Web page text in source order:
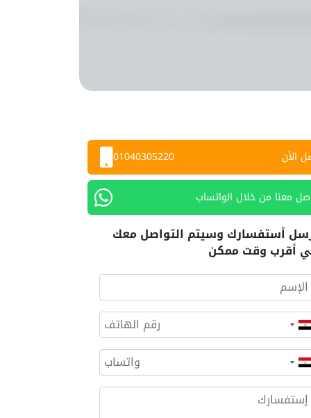
الأن 01040305220
معنا من خلال الواتساب
أستفسارك وسيتم التواصل معك
أقرب وقت ممكن